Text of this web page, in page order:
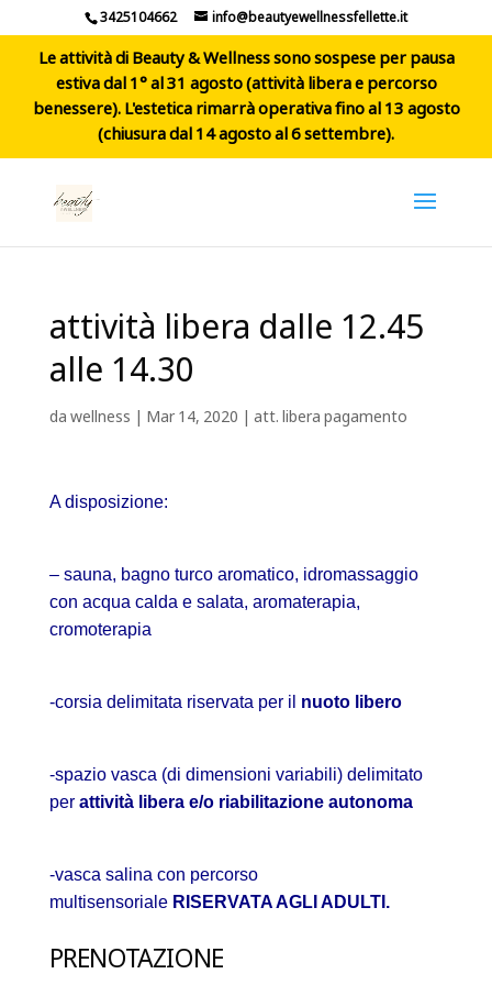
3425104662 info@beautyewellnessfellette.it
Le attività di Beauty & Wellness sono sospese per pausa
estiva dal 1° al 31 agosto (attività libera e percorso
benessere). L'estetica rimarrà operativa fino al 13 agosto
(chiusura dal 14 agosto al 6 settembre).
attività libera dalle 12.45
alle 14.30
dawellness | Mar 14, 2020 | att. libera pagamento
A disposizione:
– sauna, bagno turco aromatico, idromassaggio
con acqua calda e salata, aromaterapia,
cromoterapia
-corsia delimitata riservata per il nuoto libero
-spazio vasca (di dimensioni variabili) delimitato
per attività libera e/o riabilitazione autonoma
-vasca salina con percorso
multisensoriale RISERVATA AGLI ADULTI.
PRENOTAZIONE